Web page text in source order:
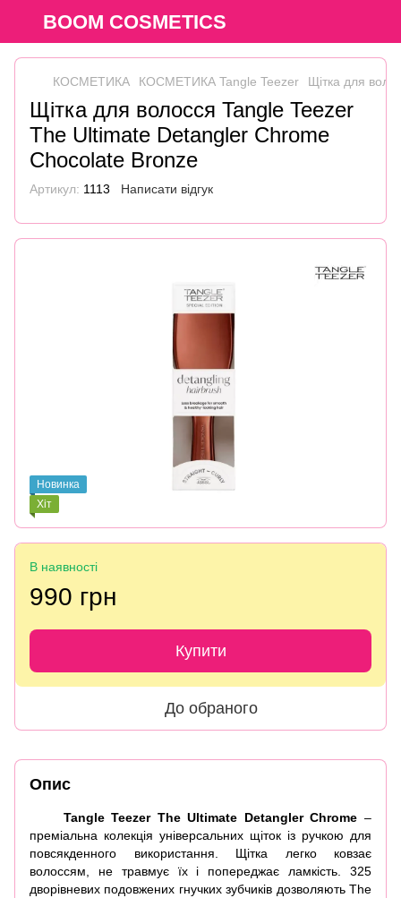
BOOM COSMETICS
КОСМЕТИКА КОСМЕТИКА Tangle Teezer Щітка для
Щітка для волосся Tangle Teezer
The Ultimate Detangler Chrome
Chocolate Bronze
Артикул: 1113 Написати відгук
Новинка
Хіт
В наявності
990 грн
Купити
До обраного
Опис
Tangle Teezer The Ultimate Detangler Chrome –
преміальна колекція універсальних щіток із ручкою для
повсякденного використання. Щітка легко ковзає
волоссям, не травмує їх і попереджає ламкість. 325
дворівневих подовжених гнучких зубчиків дозволяють The